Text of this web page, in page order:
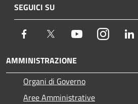
SEGUICI SU
Facebook Twitter YoutubeInstagram
AMMINISTRAZIONE
Organi di Governo
Aree Amministrative